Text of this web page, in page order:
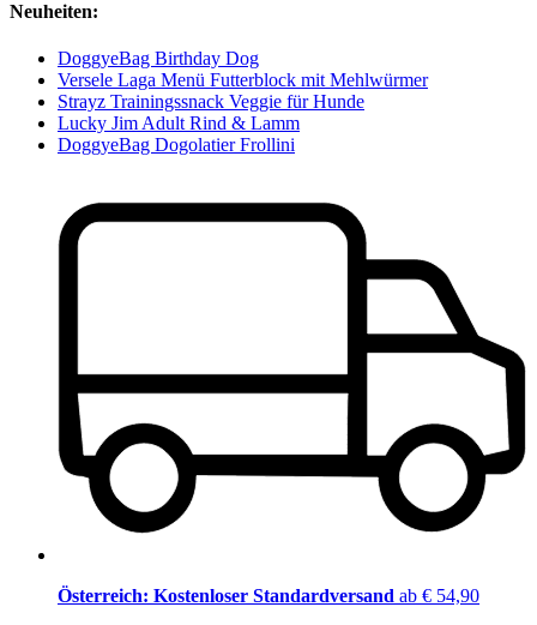
Neuheiten:
DoggyeBag Birthday Dog
Versele Laga Menü Futterblock mit Mehlwürmer
Strayz Trainingssnack Veggie für Hunde
Lucky Jim Adult Rind & Lamm
DoggyeBag Dogolatier Frollini
Österreich: Kostenloser Standardversand ab € 54,90